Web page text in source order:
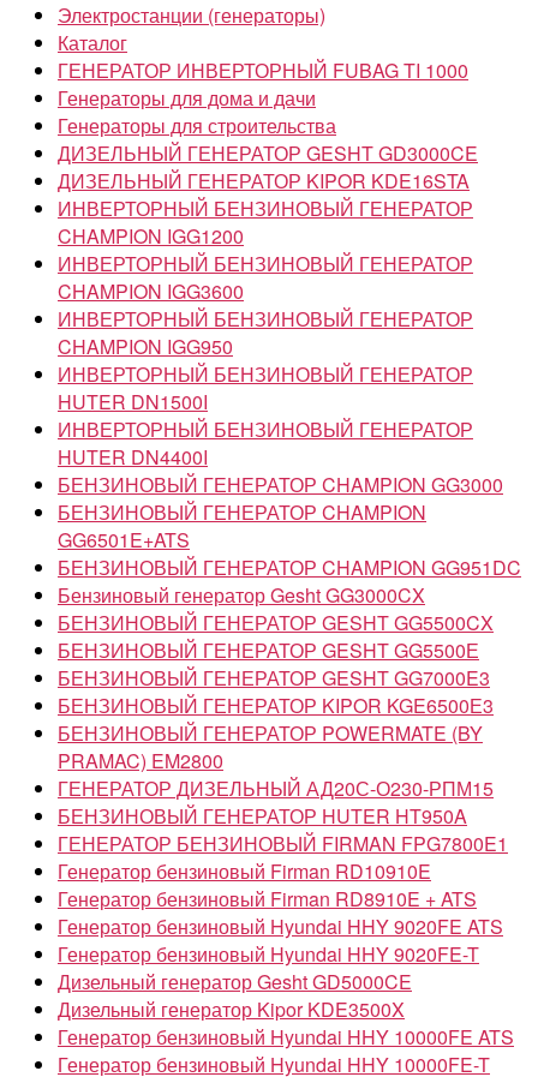
Электростанции (генераторы)
Каталог
ГЕНЕРАТОР ИНВЕРТОРНЫЙ FUBAG TI 1000
Генераторы для дома и дачи
Генераторы для строительства
ДИЗЕЛЬНЫЙ ГЕНЕРАТОР GESHT GD3000CE
ДИЗЕЛЬНЫЙ ГЕНЕРАТОР KIPOR KDE16STA
ИНВЕРТОРНЫЙ БЕНЗИНОВЫЙ ГЕНЕРАТОР
CHAMPION IGG1200
ИНВЕРТОРНЫЙ БЕНЗИНОВЫЙ ГЕНЕРАТОР
CHAMPION IGG3600
ИНВЕРТОРНЫЙ БЕНЗИНОВЫЙ ГЕНЕРАТОР
CHAMPION IGG950
ИНВЕРТОРНЫЙ БЕНЗИНОВЫЙ ГЕНЕРАТОР
HUTER DN1500I
ИНВЕРТОРНЫЙ БЕНЗИНОВЫЙ ГЕНЕРАТОР
HUTER DN4400I
БЕНЗИНОВЫЙ ГЕНЕРАТОР CHAMPION GG3000
БЕНЗИНОВЫЙ ГЕНЕРАТОР CHAMPION
GG6501E+ATS
БЕНЗИНОВЫЙ ГЕНЕРАТОР CHAMPION GG951DC
Бензиновый генератор Gesht GG3000CX
БЕНЗИНОВЫЙ ГЕНЕРАТОР GESHT GG5500CX
БЕНЗИНОВЫЙ ГЕНЕРАТОР GESHT GG5500Е
БЕНЗИНОВЫЙ ГЕНЕРАТОР GESHT GG7000E3
БЕНЗИНОВЫЙ ГЕНЕРАТОР KIPOR KGE6500Е3
БЕНЗИНОВЫЙ ГЕНЕРАТОР POWERMATE (BY
PRAMAC) EM2800
ГЕНЕРАТОР ДИЗЕЛЬНЫЙ АД20С-О230-РПМ15
БЕНЗИНОВЫЙ ГЕНЕРАТОР HUTER HT950A
ГЕНЕРАТОР БЕНЗИНОВЫЙ FIRMAN FPG7800E1
Генератор бензиновый Firman RD10910E
Генератор бензиновый Firman RD8910E + ATS
Генератор бензиновый Hyundai HHY 9020FE ATS
Генератор бензиновый Hyundai HHY 9020FE-T
Дизельный генератор Gesht GD5000CE
Дизельный генератор Kipor KDE3500X
Генератор бензиновый Hyundai HHY 10000FE ATS
Генератор бензиновый Hyundai HHY 10000FE-T